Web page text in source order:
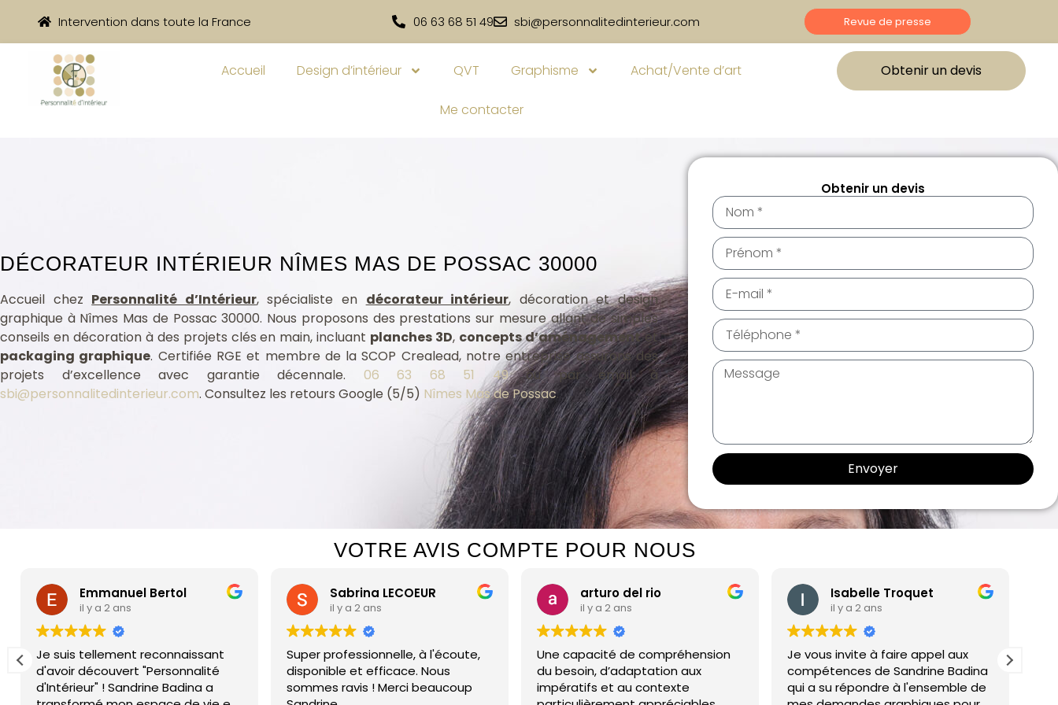
Intervention dans toute la France 06 63 68 51 49 sbi@personnalitedinterieur.com Revue de presse
Accueil Design d’intérieur QVT Graphisme Achat/Vente d’art
Me contacter
Obtenir un devis
DÉCORATEUR INTÉRIEUR NÎMES MAS DE POSSAC 30000
Accueil chez Personnalité d’Intérieur, spécialiste en décorateur intérieur, décoration et design
graphique à Nîmes Mas de Possac 30000. Nous proposons des prestations sur mesure allant de simples
conseils en décoration à des projets clés en main, incluant planches 3D, concepts d’aménagementet
packaging graphique. Certifiée RGE et membre de la SCOP Crealead, notre entreprise assurons des
projets d’excellence avec garantie décennale. 06 63 68 51 49ou par email à
sbi@personnalitedinterieur.com. Consultez les retours Google (5/5) Nîmes Mas de Possac.
Obtenir un devis
Envoyer
VOTRE AVIS COMPTE POUR NOUS
Emmanuel Bertol
il y a 2 ans
Je suis tellement reconnaissant
d'avoir découvert "Personnalité
d'Intérieur" ! Sandrine Badina a
Sabrina LECOEUR
il y a 2 ans
Super professionnelle, à l'écoute,
disponible et efficace. Nous
sommes ravis ! Merci beaucoup
arturo del rio
il y a 2 ans
Une capacité de compréhension
du besoin, d’adaptation aux
impératifs et au contexte
Isabelle Troquet
il y a 2 ans
Je vous invite à faire appel aux
compétences de Sandrine Badina
qui a su répondre à l'ensemble de
Un
ses